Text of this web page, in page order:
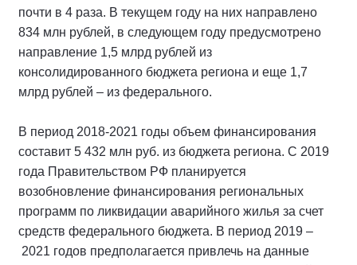
почти в 4 раза. В текущем году на них направлено
834 млн рублей, в следующем году предусмотрено
направление 1,5 млрд рублей из
консолидированного бюджета региона и еще 1,7
млрд рублей – из федерального.
В период 2018-2021 годы объем финансирования
составит 5 432 млн руб. из бюджета региона. С 2019
года Правительством РФ планируется
возобновление финансирования региональных
программ по ликвидации аварийного жилья за счет
средств федерального бюджета. В период 2019 –
2021 годов предполагается привлечь на данные